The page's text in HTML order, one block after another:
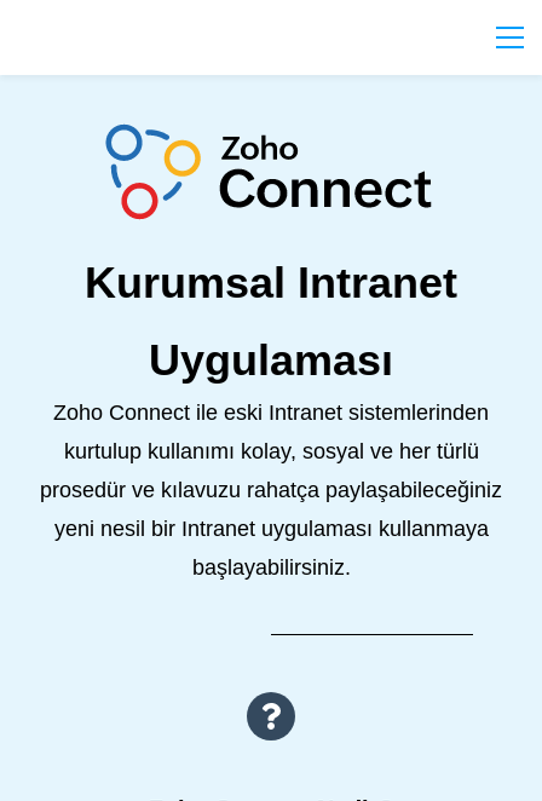
Kurumsal Intranet
Uygulaması
Zoho Connect ile eski Intranet sistemlerinden
kurtulup kullanımı kolay, sosyal ve her türlü
prosedür ve kılavuzu rahatça paylaşabileceğiniz
yeni nesil bir Intranet uygulaması kullanmaya
başlayabilirsiniz.